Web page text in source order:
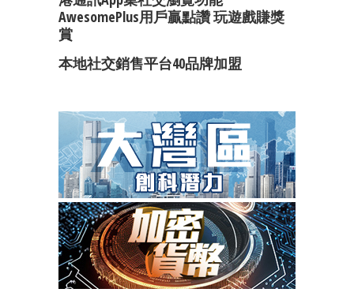
AwesomePlus用戶贏點讚 玩遊戲賺獎
賞
本地社交銷售平台40品牌加盟